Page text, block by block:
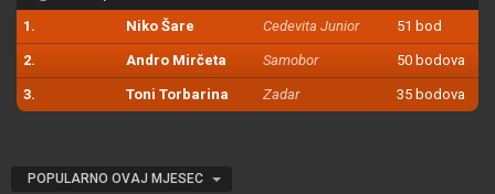
1. Niko Šare Cedevita Junior 51 bod
2. Andro Mirčeta Samobor 50 bodova
3. Toni Torbarina Zadar 35 bodova
POPULARNO OVAJ MJESEC